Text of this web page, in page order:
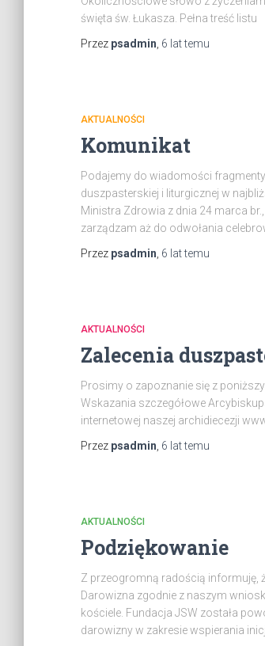
święta św. Łukasza. Pełna treść listu
Przez psadmin 6 lattemu
AKTUALNOŚCI
Komunikat
Podajemy do wiadomości
duszpasterskiej i liturgicznej w
Ministra Zdrowia z dnia 24 marca
zarządzam aż do odwołania
Przez psadmin 6 lattemu
AKTUALNOŚCI
Zalecenia
Prosimy o zapoznanie się z
Wskazania szczegółowe
internetowej naszej archidiecezji
Przez psadmin 6 lattemu
AKTUALNOŚCI
Podziękowanie
Z przeogromną radością informuję,
Darowizna zgodnie z naszym
kościele. Fundacja JSW została
darowizny w zakresie wspierania